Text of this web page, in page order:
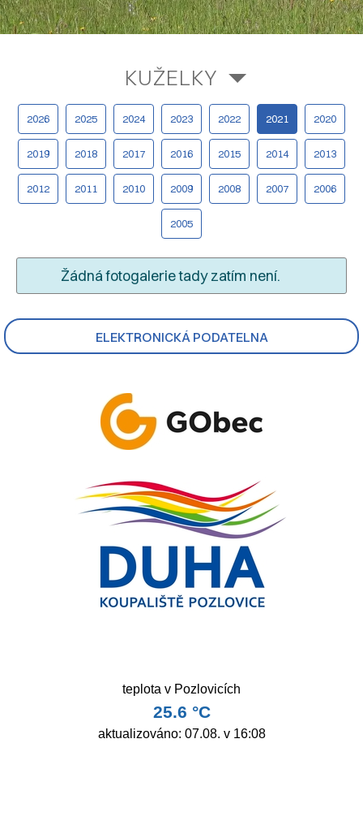
ELEKTRONICKÁ PODATELNA
KUŽELKY
2026 2025 2024 2023 2022 2021 2020
2019 2018 2017 2016 2015 2014 2013
2012 2011 2010 2009 2008 2007 2006
2005
Žádná fotogalerie tady zatím není.